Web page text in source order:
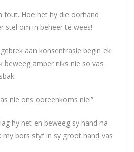
fout. Hoe het hy die oorhand
stel om in beheer te wees!
aan konsentrasie begin ek
beweeg amper niks nie so vas
nie ons ooreenkoms nie!”
hy net en beweeg sy hand na
my bors styf in sy groot hand vas